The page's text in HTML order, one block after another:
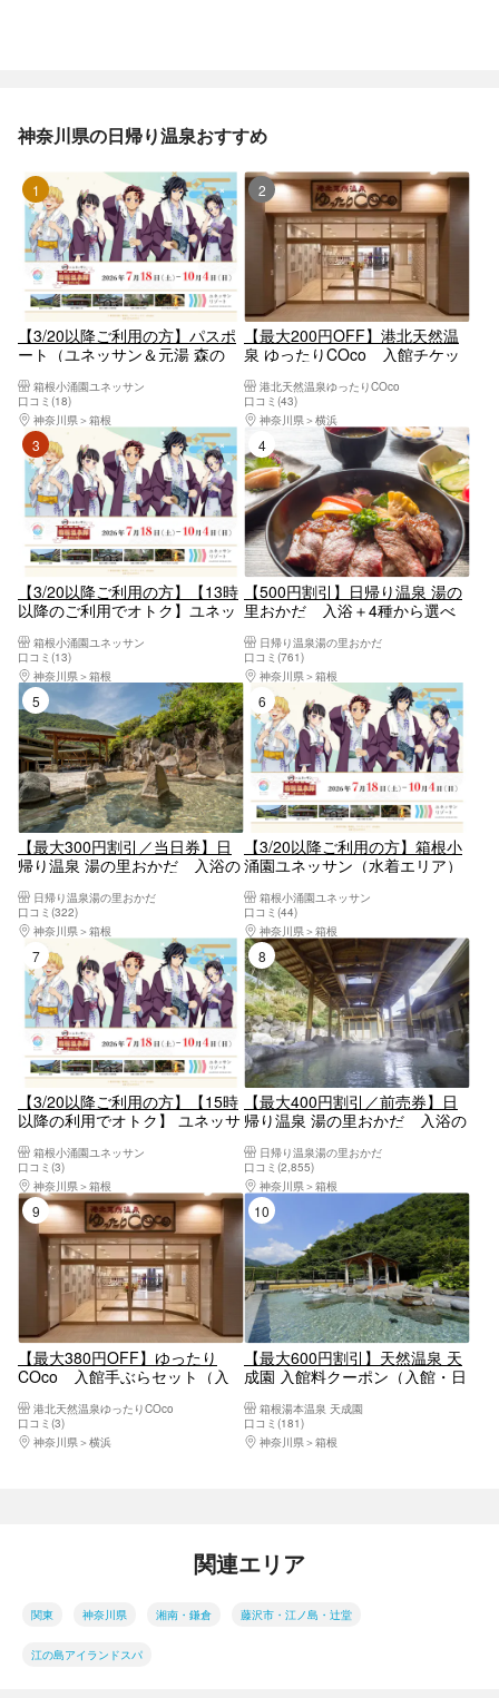
神奈川県の日帰り温泉おすすめ
1位
【3/20以降ご利用の方】パスポ
ート（ユネッサン＆元湯 森の
箱根小涌園ユネッサン
口コミ(18)
神奈川県
箱根
2位
【最大200円OFF】港北天然温
泉 ゆったりCOco 入館チケッ
港北天然温泉ゆったりCOco
口コミ(43)
神奈川県
横浜
3位
【3/20以降ご利用の方】【13時
以降のご利用でオトク】ユネッ
【6972】
箱根小涌園ユネッサン
口コミ(13)
神奈川県
箱根
4位
【500円割引】日帰り温泉 湯の
里おかだ 入浴＋4種から選べ
日帰り温泉湯の里おかだ
口コミ(761)
神奈川県
箱根
5位
【最大300円割引／当日券】日
帰り温泉 湯の里おかだ 入浴の
日帰り温泉湯の里おかだ
口コミ(322)
神奈川県
箱根
6位
【3/20以降ご利用の方】箱根小
涌園ユネッサン（水着エリア）
箱根小涌園ユネッサン
口コミ(44)
神奈川県
箱根
7位
【3/20以降ご利用の方】【15時
以降の利用でオトク】 ユネッサ
【6974】
箱根小涌園ユネッサン
口コミ(3)
神奈川県
箱根
8位
【最大400円割引／前売券】日
帰り温泉 湯の里おかだ 入浴の
可）日帰り温泉湯の里おかだ
口コミ(2,855)
神奈川県
箱根
9位
【最大380円OFF】ゆったり
COco 入館手ぶらセット（入
大・小）
港北天然温泉ゆったりCOco
口コミ(3)
神奈川県
横浜
【最大600円割引】天然温泉 天
成園 入館料クーポン（入館・日
箱根湯本温泉 天成園
口コミ(181)
神奈川県
箱根
関連エリア
関東 神奈川県 湘南・鎌倉 藤沢市・江ノ島・辻堂
江の島アイランドスパ